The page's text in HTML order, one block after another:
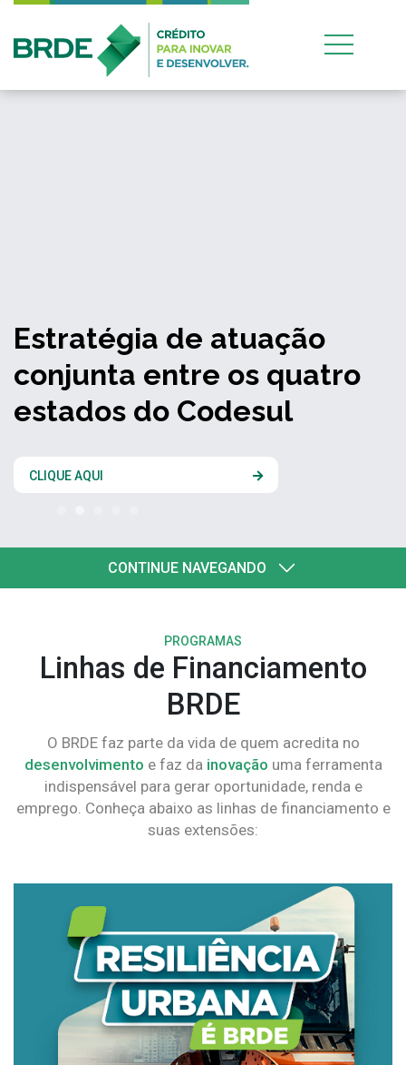
Estratégia de atuação
conjunta entre os quatro
estados do Codesul
CLIQUE AQUI
CONTINUE NAVEGANDO
PROGRAMAS
Linhas de Financiamento
BRDE
O BRDE faz parte da vida de quem acredita no
desenvolvimento e faz da inovação uma ferramenta
indispensável para gerar oportunidade, renda e
emprego. Conheça abaixo as linhas de financiamento e
suas extensões: